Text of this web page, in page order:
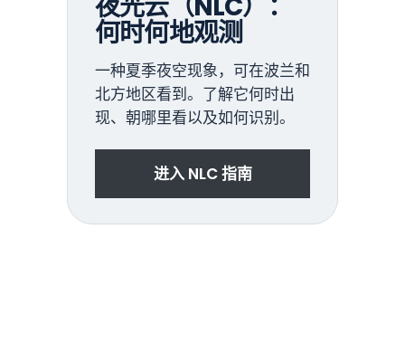
何时何地观测
一种夏季夜空现象，可在波兰和
北方地区看到。了解它何时出
现、朝哪里看以及如何识别。
进入 NLC 指南